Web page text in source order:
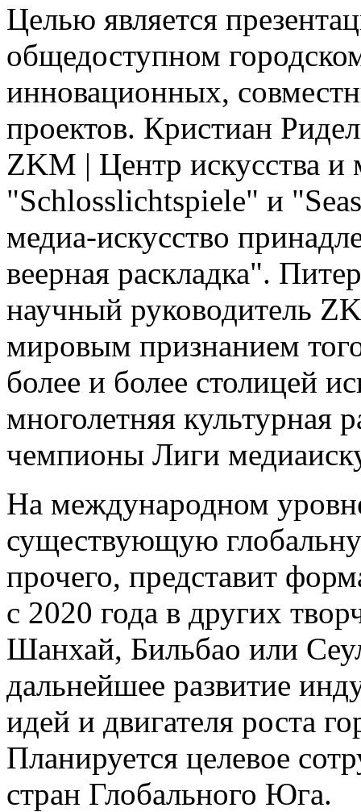
Целью является
общедоступном
инновационных,
проектов. Кристиан
ZKM | Центр искусства и
"Schlosslichtspiele" и
медиа-искусство
веерная раскладка".
научный руководитель
мировым признанием
более и более столицей
многолетняя культурная
чемпионы Лиги
На международном
существующую
прочего, представит
с 2020 года в других
Шанхай, Бильбао или
дальнейшее развитие
идей и двигателя роста
Планируется целевое
стран Глобального Юга.